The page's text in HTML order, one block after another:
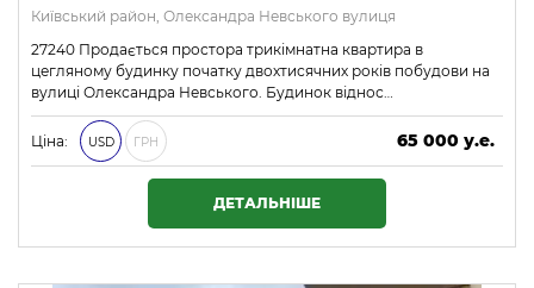
Київський район, Олександра Невського вулиця
27240 Продається простора трикімнатна квартира в
цегляному будинку початку двохтисячних років побудови на
вулиці Олександра Невського. Будинок віднос…
Ціна: USD ГРН
65 000 у.е.
2 795 000 ₴
ДЕТАЛЬНІШЕ